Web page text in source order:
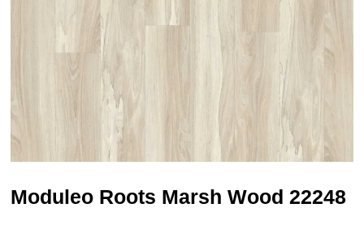
Moduleo Roots Marsh Wood 22248